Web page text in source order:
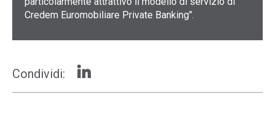
Credem Euromobiliare Private Banking".
Condividi: